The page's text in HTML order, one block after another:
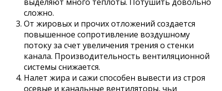
сложно.
От жировых и прочих отложений создается
повышенное сопротивление воздушному
потоку за счет увеличения трения о стенки
канала. Производительность вентиляционной
системы снижается.
Налет жира и сажи способен вывести из строя
осевые и канальные вентиляторы, чьи